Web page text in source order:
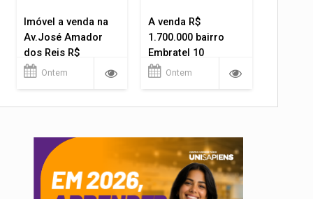
Imóvel a venda na
Av.José Amador
dos Reis R$
1.400.000
Ontem
A venda R$
1.700.000 bairro
Embratel 10
apartamentos!
Ontem